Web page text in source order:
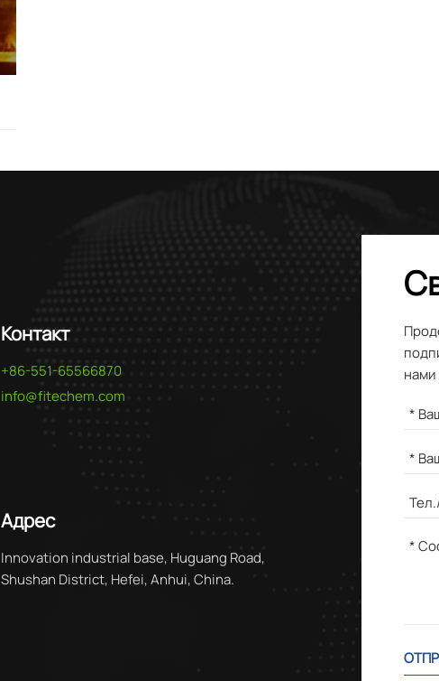
Контакт
+86-551-65566870
info@fitechem.com
Адрес
Innovation industrial base, Huguang Road,
Shushan District, Hefei, Anhui, China.